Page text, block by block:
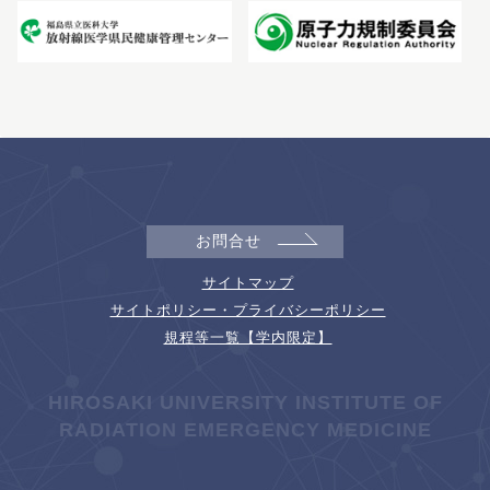
お問合せ
サイトマップ
サイトポリシー・プライバシーポリシー
規程等一覧【学内限定】
HIROSAKI UNIVERSITY INSTITUTE OF
RADIATION EMERGENCY MEDICINE